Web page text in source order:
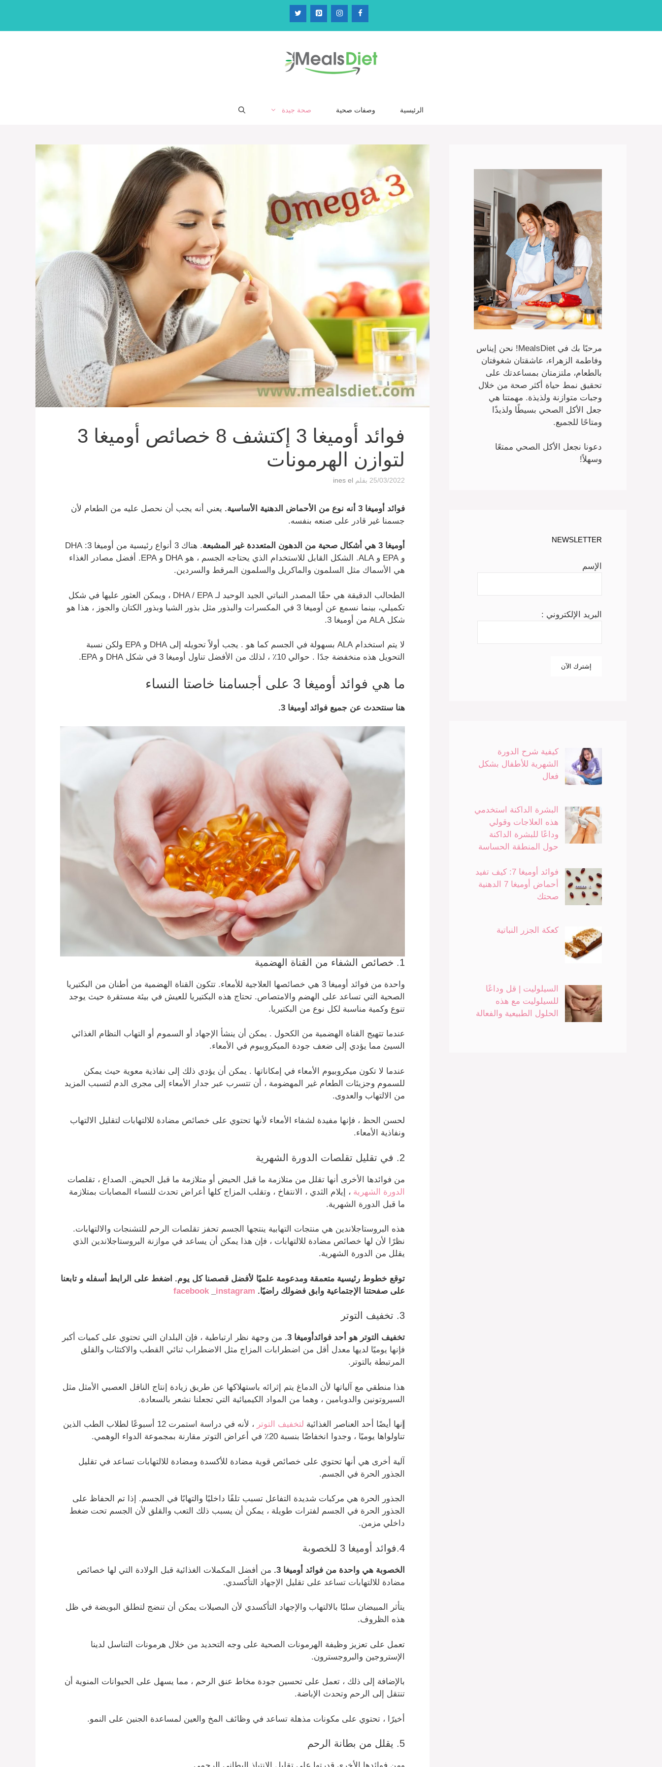
المحتوى
الرئيسية وصفات صحية صحة جيدة
فوائد أوميغا 3 إكتشف 8 خصائص أوميغا 3
لتوازن الهرمونات
25/03/2022 بقلم ines el
فوائد أوميغا 3 أنه نوع من الأحماض الدهنية الأساسية. يعني أنه يجب أن نحصل عليه من الطعام لأن
جسمنا غير قادر على صنعه بنفسه.
أوميغا 3 هي أشكال صحية من الدهون المتعددة غير المشبعة
. هناك 3 أنواع رئيسية من أوميغا 3: DHA
و EPA و ALA. الشكل القابل للاستخدام الذي يحتاجه الجسم ، هو DHA و EPA. أفضل مصادر الغذاء
هي الأسماك مثل السلمون والماكريل والسلمون المرقط والسردين.
الطحالب الدقيقة هي حقًا المصدر النباتي الجيد الوحيد لـ DHA / EPA ، ويمكن العثور عليها في شكل
تكميلي، بينما نسمع عن أوميغا 3 في المكسرات والبذور مثل بذور الشيا وبذور الكتان والجوز ، هذا هو
شكل ALA من أوميغا 3.
لا يتم استخدام ALA بسهولة في الجسم كما هو . يجب أولاً تحويله إلى DHA و EPA ولكن نسبة
التحويل هذه منخفضة جدًا . حوالي 10٪ ، لذلك من الأفضل تناول أوميغا 3 في شكل DHA و EPA.
ما هي فوائد أوميغا 3 على أجسامنا خاصتا النساء
هنا سنتحدث عن جميع فوائد أوميغا 3.
1. خصائص الشفاء من القناة الهضمية
واحدة من فوائد أوميغا 3 هي خصائصها العلاجية للأمعاء. تتكون القناة الهضمية من أطنان من البكتيريا
الصحية التي تساعد على الهضم والامتصاص. تحتاج هذه البكتيريا للعيش في بيئة مستقرة حيث يوجد
تنوع وكمية مناسبة لكل نوع من البكتيريا.
عندما تتهيج القناة الهضمية من الكحول . يمكن أن ينشأ الإجهاد أو السموم أو التهاب النظام الغذائي
السيئ مما يؤدي إلى ضعف جودة الميكروبيوم في الأمعاء.
عندما لا تكون ميكروبيوم الأمعاء في إمكاناتها . يمكن أن يؤدي ذلك إلى نفاذية معوية حيث يمكن
للسموم وجزيئات الطعام غير المهضومة ، أن تتسرب عبر جدار الأمعاء إلى مجرى الدم لتسبب المزيد
من الالتهاب والعدوى.
لحسن الحظ ، فإنها مفيدة لشفاء الأمعاء لأنها تحتوي على خصائص مضادة للالتهابات لتقليل الالتهاب
ونفاذية الأمعاء.
2. في تقليل تقلصات الدورة الشهرية
من فوائدها الأخرى أنها تقلل من متلازمة ما قبل الحيض أو متلازمة ما قبل الحيض.
الصداع ، تقلصات
الدورة الشهرية ، إيلام الثدي ، الانتفاخ ، وتقلب المزاج كلها أعراض تحدث للنساء المصابات بمتلازمة
ما قبل الدورة الشهرية.
هذه البروستاجلاندين هي منتجات التهابية ينتجها الجسم تحفز تقلصات الرحم للتشنجات والالتهابات.
نظرًا لأن لها خصائص مضادة للالتهابات ، فإن هذا يمكن أن يساعد في موازنة البروستاجلاندين الذي
يقلل من الدورة الشهرية.
توقع خطوط رئيسية متعمقة ومدعومة علميًا لأفضل قصصنا كل يوم. اضغط على الرابط أسفله و تابعنا
على صفحتنا الإجتماعية وابق فضولك راضيًا.
facebook instagram
3. تخفيف التوتر
تخفيف التوتر هو أحد فوائدأوميغا 3.
من وجهة نظر ارتباطية ، فإن البلدان التي تحتوي على كميات أكبر
فإنها يوميًا لديها معدل أقل من اضطرابات المزاج مثل الاضطراب ثنائي القطب والاكتئاب والقلق
المرتبطة بالتوتر.
هذا منطقي مع آلياتها لأن الدماغ يتم إثرائه باستهلاكها عن طريق زيادة إنتاج الناقل العصبي الأمثل مثل
السيروتونين والدوبامين ، وهما من المواد الكيميائية التي تجعلنا نشعر بالسعادة.
نها أيضًا أحد العناصر الغذائية لتخفيف التوتر
، لأنه في دراسة استمرت 12 أسبوعًا لطلاب الطب الذين
تناولواها يوميًا ، وجدوا انخفاضًا بنسبة 20٪ في أعراض التوتر مقارنة بمجموعة الدواء الوهمي.
آلية أخرى هي أنها تحتوي على خصائص قوية مضادة للأكسدة ومضادة للالتهابات تساعد في تقليل
الجذور الحرة في الجسم.
الجذور الحرة هي مركبات شديدة التفاعل تسبب تلفًا داخليًا والتهابًا في الجسم. إذا تم الحفاظ على
الجذور الحرة في الجسم لفترات طويلة ، يمكن أن يسبب ذلك التعب والقلق لأن الجسم تحت ضغط
داخلي مزمن.
4.فوائد أوميغا 3 للخصوبة
الخصوبة هي واحدة من فوائد أوميغا 3.
من أفضل المكملات الغذائية قبل الولادة التي لها خصائص
مضادة للالتهابات تساعد على تقليل الإجهاد التأكسدي.
يتأثر المبيضان سلبًا بالالتهاب والإجهاد التأكسدي لأن البصيلات يمكن أن تنضج لتطلق البويضة في ظل
هذه الظروف.
تعمل على تعزيز وظيفة الهرمونات الصحية على وجه التحديد من خلال هرمونات التناسل لدينا
الإستروجين والبروجسترون.
بالإضافة إلى ذلك ، تعمل على تحسين جودة مخاط عنق الرحم ، مما يسهل على الحيوانات المنوية أن
تنتقل إلى الرحم وتحدث الإباضة.
أخيرًا ، تحتوي على مكونات مذهلة تساعد في وظائف المخ والعين لمساعدة الجنين على النمو.
5. يقلل من بطانة الرحم
مرحبًا بك في MealsDiet! نحن إيناس
وفاطمة الزهراء، عاشقتان شغوفتان
بالطعام، ملتزمتان بمساعدتك على
تحقيق نمط حياة أكثر صحة من خلال
وجبات متوازنة ولذيذة. مهمتنا هي
جعل الأكل الصحي بسيطًا ولذيذًا
ومتاحًا للجميع.
دعونا نجعل الأكل الصحي ممتعًا
وسهلاً!
NEWSLETTER
الإسم
البريد الإلكتروني :
كيفية شرح الدورة
الشهرية للأطفال بشكل
فعال
البشرة الداكنة استخدمي
هذه العلاجات وقولي
وداعًا للبشرة الداكنة
حول المنطقة الحساسة
فوائد أوميغا 7: كيف تفيد
أحماض أوميغا 7 الدهنية
صحتك
كعكة الجزر النباتية
السيلوليت | قل وداعًا
للسيلوليت مع هذه
الحلول الطبيعية والفعالة